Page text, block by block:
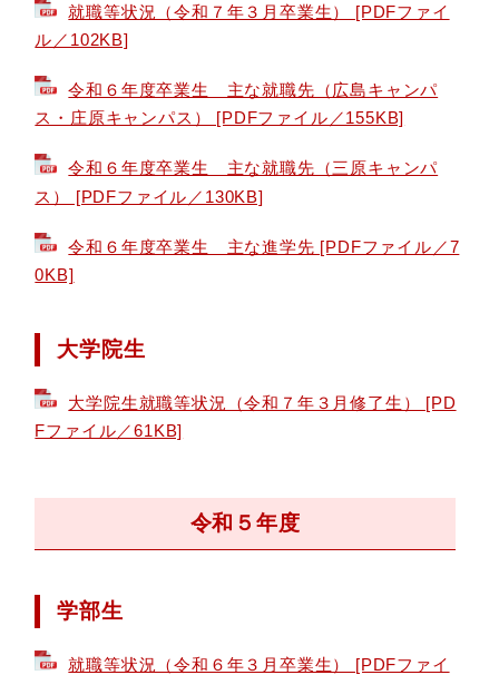
就職等状況（令和７年３月卒業生） [PDFファイ
ル／102KB]
令和６年度卒業生 主な就職先（広島キャンパ
ス・庄原キャンパス） [PDFファイル／155KB]
令和６年度卒業生 主な就職先（三原キャンパ
ス） [PDFファイル／130KB]
令和６年度卒業生 主な進学先 [PDFファイル／7
0KB]
大学院生
大学院生就職等状況（令和７年３月修了生） [PD
Fファイル／61KB]
令和５年度
学部生
就職等状況（令和６年３月卒業生） [PDFファイ